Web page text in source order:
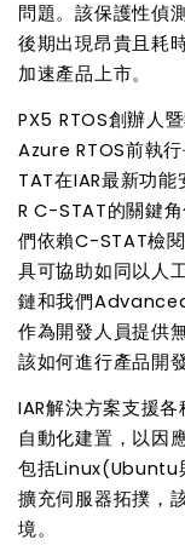
問題。該保護性偵
後期出現昂貴且耗
加速產品上市。
PX5 RTOS創辦人
Azure RTOS前執
TAT在IAR最新功能
R C-STAT的關鍵
們依賴C-STAT檢閱
具可協助如同以人
鏈和我們
作為開發人員提供
該如何進行產品開
IAR解決方案支援各
自動化建置 ， 以因
包括Linux(Ubuntu
擴充伺服器拓撲 ，
境。